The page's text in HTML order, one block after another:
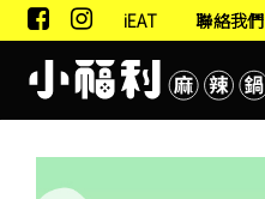
iEAT 聯絡我們